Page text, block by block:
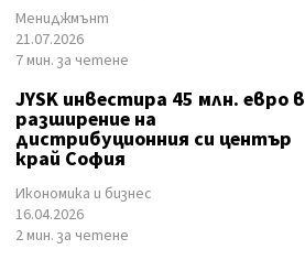
Мениджмънт
21.07.2026
7 мин. за четене
JYSK инвестира 45 млн. евро в
разширение на
дистрибуционния си център
край София
Икономика и бизнес
16.04.2026
2 мин. за четене